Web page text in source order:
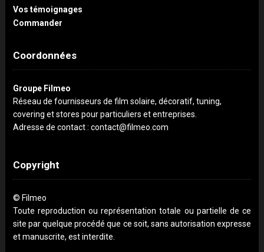
Vos témoignages
Commander
Coordonnées
Groupe Filmeo
Réseau de fournisseurs de film solaire, décoratif, tuning,
covering et stores pour particuliers et entreprises.
Adresse de contact : contact@filmeo.com
Copyright
© Filmeo
Toute reproduction ou représentation totale ou partielle de ce
site par quelque procédé que ce soit, sans autorisation expresse
et manuscrite, est interdite.